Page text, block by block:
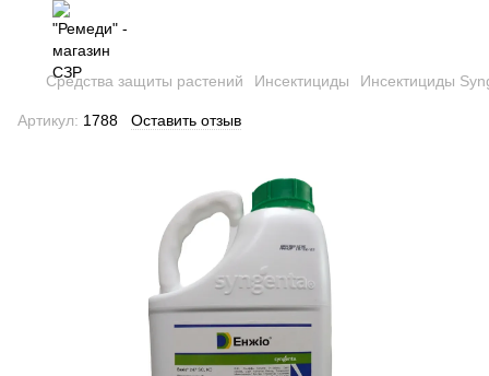
Средства защиты растений Инсектициды Инсектициды
Артикул: 1788 Оставить отзыв